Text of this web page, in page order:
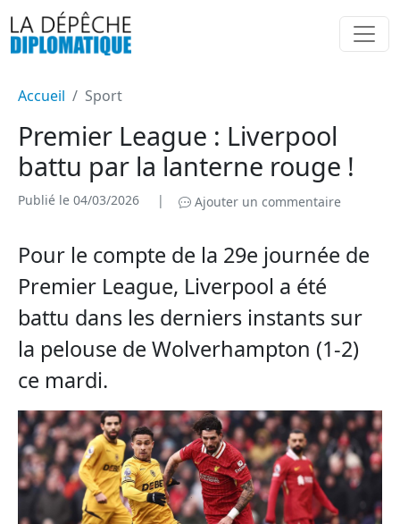
Accueil Sport
Premier League : Liverpool
battu par la lanterne rouge !
Publié le 04/03/2026 | Ajouter un commentaire
Pour le compte de la 29e journée de
Premier League, Liverpool a été
battu dans les derniers instants sur
la pelouse de Wolverhampton (1-2)
ce mardi.